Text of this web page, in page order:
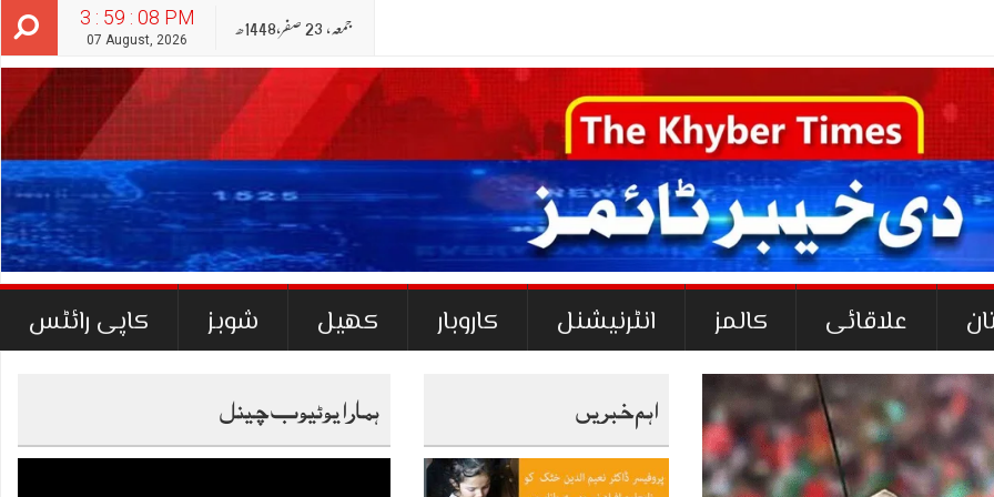
3 : 59 : 10 PM
07 August, 2026
جمعہ‬‮, 23 صفر‬,1448ھ
علاقائی کالمز انٹرنیشنل کاروبار کھیل شوبز کاپی رائٹس
اہم خبریں ہمارا یوٹیوب چینل